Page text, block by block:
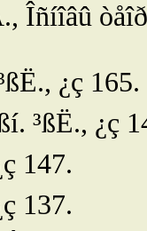
Îñíîâû
¿ç 165.
³ßË., ¿ç
147.
137.